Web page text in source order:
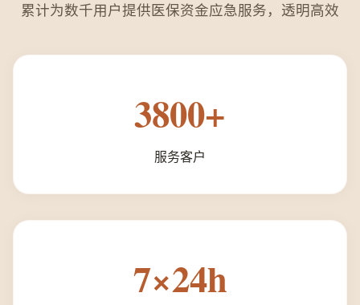
累计为数千用户提供医保资金应急服务，透明高效
3800+
服务客户
7×24h